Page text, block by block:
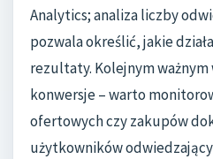
Analytics; analiza liczby
pozwala określić, jakie
rezultaty. Kolejnym ważnym
konwersje – warto
ofertowych czy zakupów
użytkowników